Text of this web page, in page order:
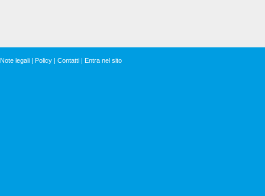
Note legali Policy Contatti Entra nel sito